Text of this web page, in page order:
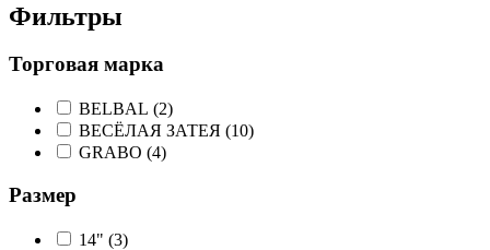
Фильтры
Торговая марка
BELBAL (2)
ВЕСЁЛАЯ ЗАТЕЯ (10)
GRABO (4)
Размер
14" (3)